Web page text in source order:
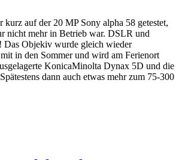
kurz auf der 20 MP Sony alpha 58 getestet,
nicht mehr in Betrieb war. DSLR und
Das Objekiv wurde gleich wieder
in den Sommer und wird am Ferienort
KonicaMinolta Dynax 5D und die
dann auch etwas mehr zum 75-300